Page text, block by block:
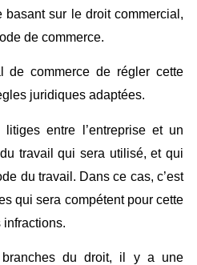
sur le droit commercial,
de commerce.
de commerce de régler cette
juridiques adaptées.
entre l’entreprise et un
travail qui sera utilisé, et qui
du travail. Dans ce cas, c’est
qui sera compétent pour cette
infractions.
du droit, il y a une